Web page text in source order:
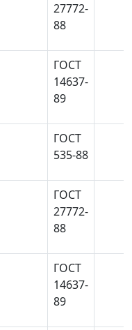
27772-
88
ГОСТ
14637-
89
ГОСТ
535-88
ГОСТ
27772-
88
ГОСТ
14637-
89